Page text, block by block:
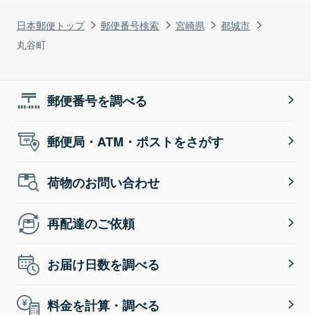
日本郵便トップ 郵便番号検索 宮崎県
都城市
丸谷町
郵便番号を調べる
郵便局・ATM・ポストをさがす
荷物のお問い合わせ
再配達のご依頼
お届け日数を調べる
料金を計算・調べる